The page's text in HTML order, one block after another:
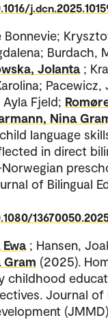
Bonnevie;
Burdach,
Jolanta ;
Pacewicz,
Fjeld;
Nina
language
in direct
of Bilingual
; Hansen,
Gram (2025).
childhood
Journal